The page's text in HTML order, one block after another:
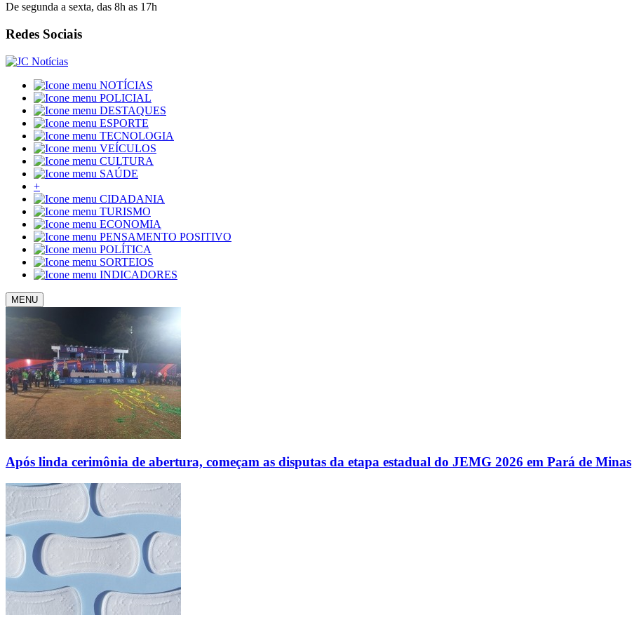
De segunda a sexta, das 8h as 17h
Redes Sociais
NOTÍCIAS
POLICIAL
DESTAQUES
ESPORTE
TECNOLOGIA
VEÍCULOS
CULTURA
SAÚDE
+
CIDADANIA
TURISMO
ECONOMIA
PENSAMENTO POSITIVO
POLÍTICA
SORTEIOS
INDICADORES
MENU
Após linda cerimônia de abertura, começam as disputas da etapa estadual do JEMG 2026 em Pará de Minas